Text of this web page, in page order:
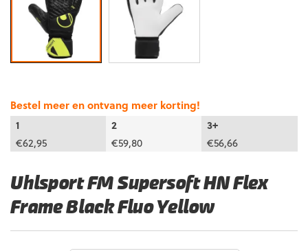
Uhlsport FM Supersoft HN Flex
Frame Black Fluo Yellow
Bestel meer en ontvang meer korting!
1
2
3+
€62,95 €59,80 €56,66